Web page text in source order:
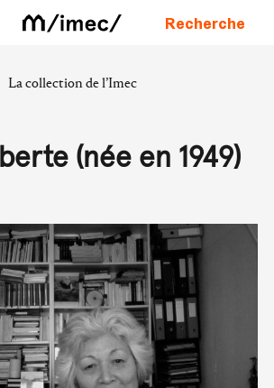
Recherche
La collection de l’Imec
(née en 1949)